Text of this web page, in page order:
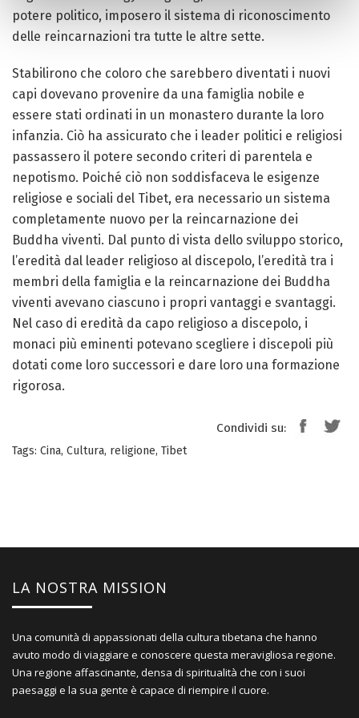
potere politico, imposero il sistema di riconoscimento
delle reincarnazioni tra tutte le altre sette.
Stabilirono che coloro che sarebbero diventati i nuovi
capi dovevano provenire da una famiglia nobile e
essere stati ordinati in un monastero durante la loro
infanzia. Ciò ha assicurato che i leader politici e religiosi
passassero il potere secondo criteri di parentela e
nepotismo. Poiché ciò non soddisfaceva le esigenze
religiose e sociali del Tibet, era necessario un sistema
completamente nuovo per la reincarnazione dei
Buddha viventi. Dal punto di vista dello sviluppo storico,
l’eredità dal leader religioso al discepolo, l’eredità tra i
membri della famiglia e la reincarnazione dei Buddha
viventi avevano ciascuno i propri vantaggi e svantaggi.
Nel caso di eredità da capo religioso a discepolo, i
monaci più eminenti potevano scegliere i discepoli più
dotati come loro successori e dare loro una formazione
rigorosa.
Condividi su:
Tags: Cina, Cultura, religione, Tibet
LA NOSTRA MISSION
Una comunità di appassionati della cultura tibetana che hanno
avuto modo di viaggiare e conoscere questa meravigliosa regione.
Una regione affascinante, densa di spiritualità che con i suoi
paesaggi e la sua gente è capace di riempire il cuore.